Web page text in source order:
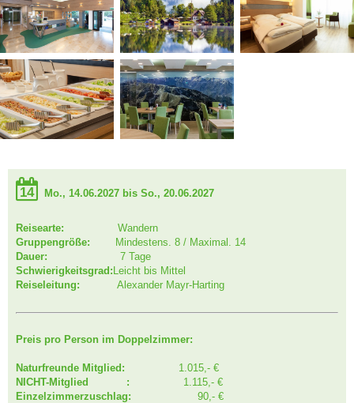
14 Mo., 14.06.2027 bis So., 20.06.2027
Reisearte: Wandern
Gruppengröße: Mindestens. 8 / Maximal. 14
Dauer: 7 Tage
Schwierigkeitsgrad: Leicht bis Mittel
Reiseleitung: Alexander Mayr-Harting
Preis pro Person im Doppelzimmer:
Naturfreunde Mitglied:
1.015,- €
NICHT-Mitglied : 1.115,- €
Einzelzimmerzuschlag: 90,- €